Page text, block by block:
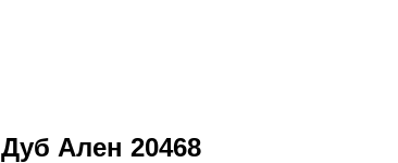
Дуб Ален 20468